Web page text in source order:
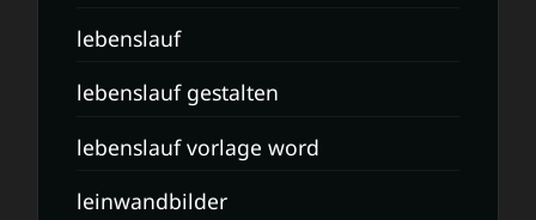
lebenslauf
lebenslauf gestalten
lebenslauf vorlage word
leinwandbilder